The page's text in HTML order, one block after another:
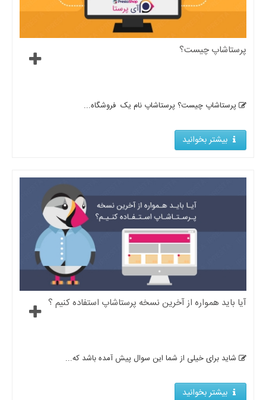
پرستاشاپ چیست؟
پرستاشاپ چیست؟ پرستاشاپ نام یک فروشگاه...
بیشتر بخوانید
آیا باید همواره از آخرین نسخه پرستاشاپ استفاده کنیم ؟
شاید برای خیلی از شما این سوال پیش آمده باشد که...
بیشتر بخوانید